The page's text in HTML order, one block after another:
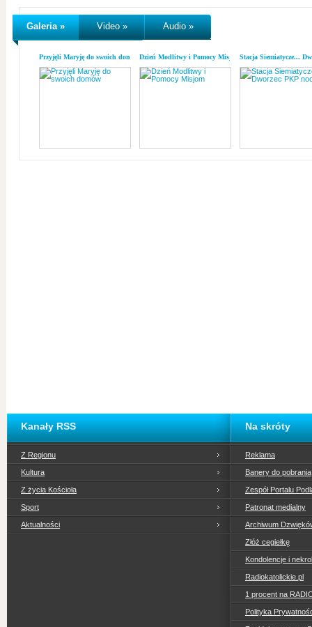
Galeria » Video » Audio »
Przyjęli Maryję do swoich domówDzień Modlitwy i Pomocy MisjomStacja Siemiatycze...
Kanały RSS
Z Regionu
Kultura
Z życia Kościoła
Sport
Aktualności
Na skróty
Reklama
Banery do pobrania
Zespół Portalu
Patronat medialny
Archiwum
Złóż cegiełkę
Kondolencje i
Radiokatolickie.pl
1 procent na
Polityka